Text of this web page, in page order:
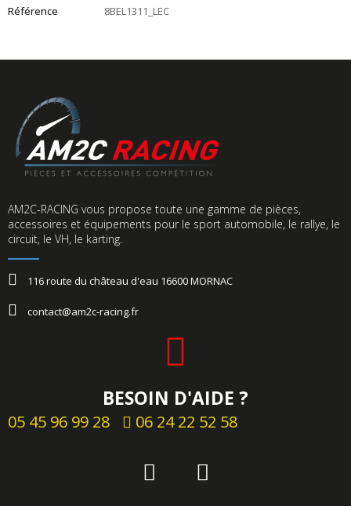
Référence
8BEL1311_LEC
AM2C-RACING vous propose toute une gamme de pièces,
accessoires et équipements pour le sport automobile, le rallye, le
circuit, le VH, le karting.​
116 route du château d'eau 16600 MORNAC
contact@am2c-racing.fr
BESOIN D'AIDE ?
05 45 96 99 28 06 24 22 52 58